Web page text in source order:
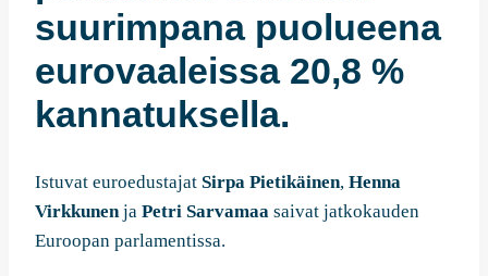
suurimpana puolueena
eurovaaleissa 20,8 %
kannatuksella.
Istuvat euroedustajat Sirpa Pietikäinen, Henna
Virkkunen ja Petri Sarvamaa saivat jatkokauden
Euroopan parlamentissa.